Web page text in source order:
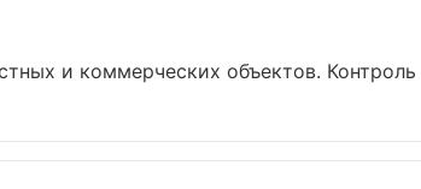
и коммерческих объектов. Контроль